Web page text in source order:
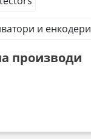
и енкодери
производи